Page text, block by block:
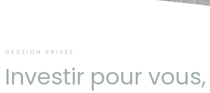
GESTION PRIVÉE
Investir pour